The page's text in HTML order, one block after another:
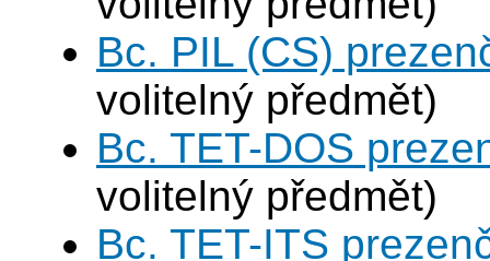
Bc. PIL (CS)
volitelný předmět)
Bc. TET-DOS
volitelný předmět)
Bc. TET-ITS